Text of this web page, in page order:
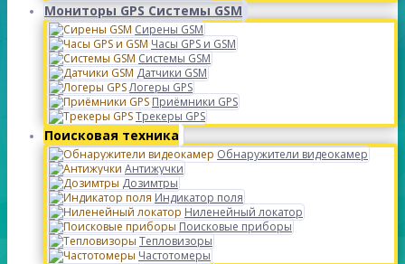
Мониторы GPS Системы GSM
Сирены GSM
Часы GPS и GSM
Системы GSM
Датчики GSM
Логеры GPS
Приёмники GPS
Трекеры GPS
Поисковая техника
Обнаружители видеокамер
Антижучки
Дозимтры
Индикатор поля
Ниленейный локатор
Поисковые приборы
Тепловизоры
Частотомеры